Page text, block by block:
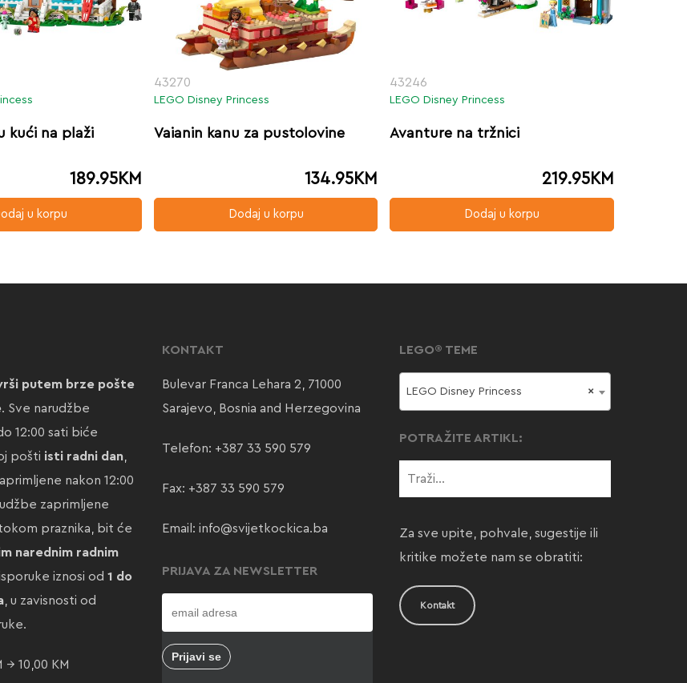
kući na plaži
189.95KM
u korpu
43270
LEGO Disney Princess
Vaianin kanu za pustolovine
134.95KM
Dodaj u korpu
43246
LEGO Disney Princess
Avanture na tržnici
219.95KM
Dodaj u korpu
putem brze pošte
. Sve narudžbe
12:00 sati biće
pošti isti radni dan,
nakon 12:00
zaprimljene
praznika, bit će
narednim radnim
iznosi od 1 do
, u zavisnosti od
→ 10,00 KM
KONTAKT
Bulevar Franca Lehara 2, 71000
Sarajevo, Bosnia and Herzegovina
Telefon: +387 33 590 579
Fax: +387 33 590 579
Email: info@svijetkockica.ba
PRIJAVA ZA NEWSLETTER
LEGO® TEME
×
LEGO Disney Princess
POTRAŽITE ARTIKL:
Za sve upite, pohvale, sugestije ili
kritike možete nam se obratiti:
Kontakt